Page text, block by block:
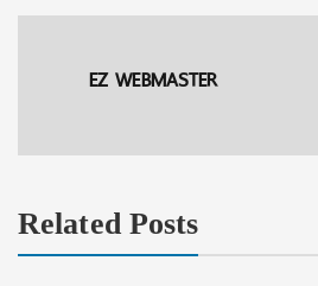
EZ WEBMASTER
Related Posts